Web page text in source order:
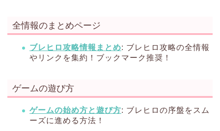
全情報のまとめページ
ブレヒロ攻略情報まとめ: ブレヒロ攻略の全情報
やリンクを集約！ブックマーク推奨！
ゲームの遊び方
ゲームの始め方と遊び方: ブレヒロの序盤をスム
ーズに進める方法！